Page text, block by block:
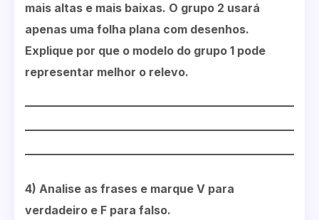
mais altas e mais baixas. O grupo 2 usará
apenas uma folha plana com desenhos.
Explique por que o modelo do grupo 1 pode
representar melhor o relevo.
4) Analise as frases e marque V para
verdadeiro e F para falso.